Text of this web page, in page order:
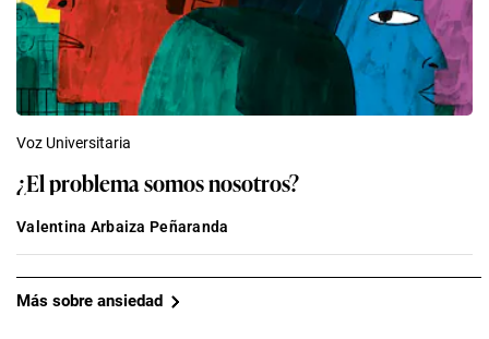
Voz Universitaria
¿El problema somos nosotros?
Valentina Arbaiza Peñaranda
Más sobre ansiedad